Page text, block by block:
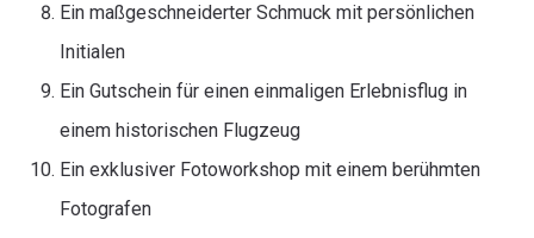
Ein maßgeschneiderter Schmuck mit persönlichen
Initialen
Ein Gutschein für einen einmaligen Erlebnisflug in
einem historischen Flugzeug
Ein exklusiver Fotoworkshop mit einem berühmten
Fotografen